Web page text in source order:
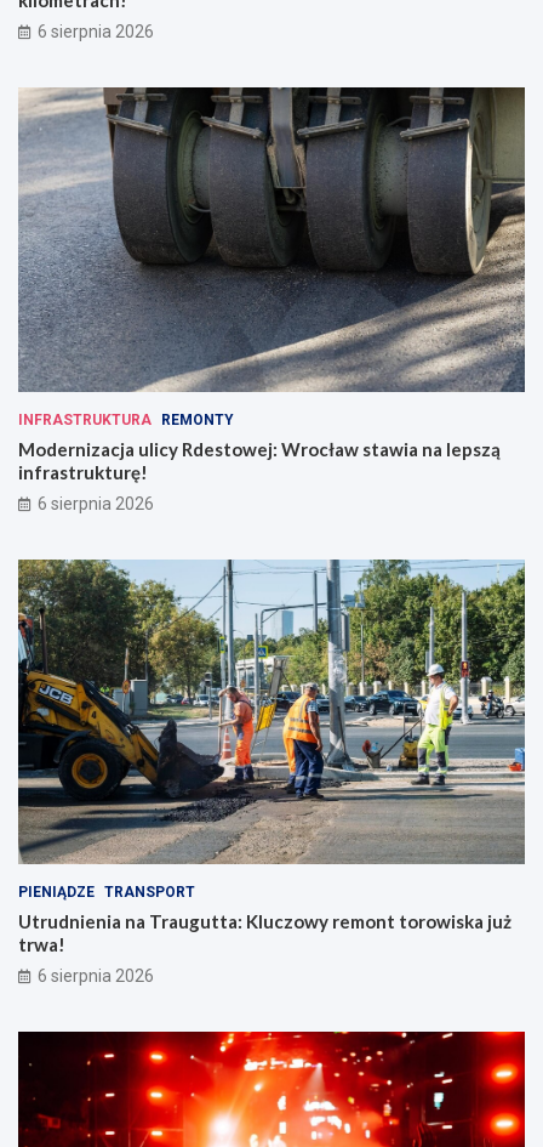
6 sierpnia 2026
INFRASTRUKTURA REMONTY
Modernizacja ulicy Rdestowej: Wrocław stawia na lepszą
infrastrukturę!
6 sierpnia 2026
PIENIĄDZE TRANSPORT
Utrudnienia na Traugutta: Kluczowy remont torowiska już
trwa!
6 sierpnia 2026